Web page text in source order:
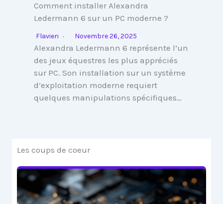
Comment installer Alexandra
Ledermann 6 sur un PC moderne ?
Flavien Novembre 26, 2025
Alexandra Ledermann 6 représente l’un
des jeux équestres les plus appréciés
sur PC. Son installation sur un système
d’exploitation moderne requiert
quelques manipulations spécifiques…
Les coups de coeur